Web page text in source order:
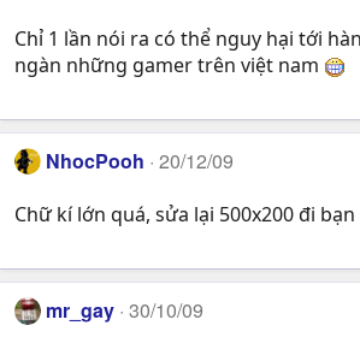
Chỉ 1 lần nói ra có thể nguy hại tới
ngàn những gamer trên việt nam
NhocPooh 20/12/09
Chữ kí lớn quá, sửa lại 500x200 đi bạn
mr_gay 30/10/09